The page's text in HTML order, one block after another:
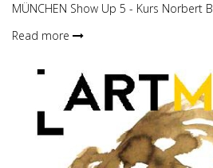
MÜNCHEN Show Up 5 - Kurs Norbert B
Read more